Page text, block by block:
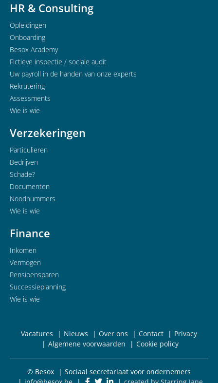
HR & Consulting
Opleidingen
Onboarding
Besox Academy
Fictieve inspectie / sociale audit
Uw payroll in de handen van onze experts
Rekrutering
Assessments
Wie is wie
Verzekeringen
Particulieren
Bedrijven
Schade?
Documenten
Noodnummers
Wie is wie
Finance
Inkomen
Vermogen
Pensioensparen
Successieplanning
Wie is wie
Vacatures Nieuws Over ons Contact
Privacy
Algemene voorwaarden
Cookie policy
© Besox
Sociaal secretariaat voor ondernemers